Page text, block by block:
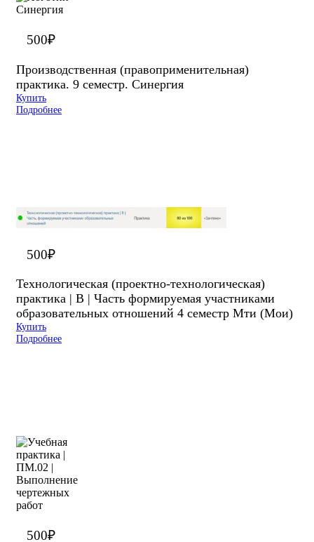
500₽
Производственная (правоприменительная)
практика. 9 семестр. Синергия
Купить
Подробнее
500₽
Технологическая (проектно-технологическая)
практика | В | Часть формируемая участниками
образовательных отношений 4 семестр Мти (Мои)
Купить
Подробнее
500₽